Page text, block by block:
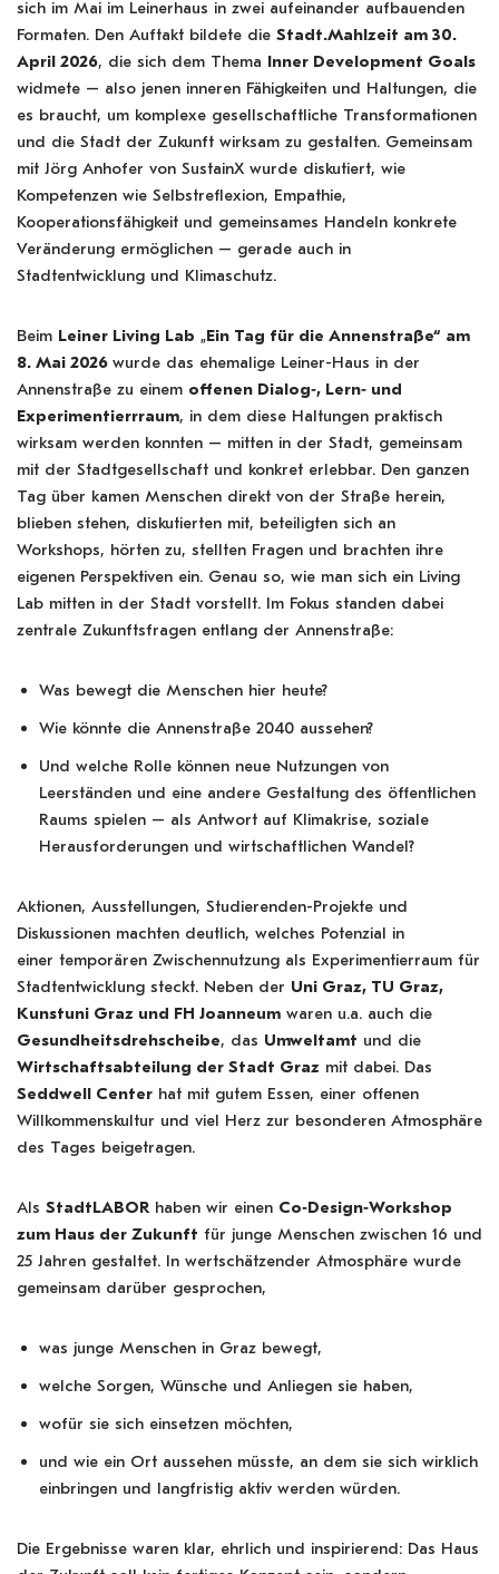
sich im Mai im Leinerhaus in zwei aufeinander aufbauenden
Formaten. Den Auftakt bildete die Stadt.Mahlzeit am 30.
April 2026, die sich dem Thema Inner Development Goals
widmete – also jenen inneren Fähigkeiten und Haltungen, die
es braucht, um komplexe gesellschaftliche Transformationen
und die Stadt der Zukunft wirksam zu gestalten. Gemeinsam
mit Jörg Anhofer von SustainX wurde diskutiert, wie
Kompetenzen wie Selbstreflexion, Empathie,
Kooperationsfähigkeit und gemeinsames Handeln konkrete
Veränderung ermöglichen – gerade auch in
Stadtentwicklung und Klimaschutz.
Beim Leiner Living Lab „Ein Tag für die Annenstraße“ am
8. Mai 2026 wurde das ehemalige Leiner-Haus in der
Annenstraße zu einem offenen Dialog‑, Lern‑ und
Experimentierrraum, in dem diese Haltungen praktisch
wirksam werden konnten – mitten in der Stadt, gemeinsam
mit der Stadtgesellschaft und konkret erlebbar. Den ganzen
Tag über kamen Menschen direkt von der Straße herein,
blieben stehen, diskutierten mit, beteiligten sich an
Workshops, hörten zu, stellten Fragen und brachten ihre
eigenen Perspektiven ein. Genau so, wie man sich ein Living
Lab mitten in der Stadt vorstellt. Im Fokus standen dabei
zentrale Zukunftsfragen entlang der Annenstraße:
Was bewegt die Menschen hier heute?
Wie könnte die Annenstraße 2040 aussehen?
Und welche Rolle können neue Nutzungen von
Leerständen und eine andere Gestaltung des öffentlichen
Raums spielen – als Antwort auf Klimakrise, soziale
Herausforderungen und wirtschaftlichen Wandel?
Aktionen, Ausstellungen, Studierenden-Projekte und
Diskussionen machten deutlich, welches Potenzial in
einer temporären Zwischennutzung als Experimentierraum für
Stadtentwicklung steckt. Neben der Uni Graz, TU Graz,
Kunstuni Graz und FH Joanneum waren u.a. auch die
Gesundheitsdrehscheibe, das Umweltamt und die
Wirtschaftsabteilung der Stadt Graz mit dabei. Das
Seddwell Center hat mit gutem Essen, einer offenen
Willkommenskultur und viel Herz zur besonderen Atmosphäre
des Tages beigetragen.
Als StadtLABOR haben wir einen Co‑Design‑Workshop
zum Haus der Zukunft für junge Menschen zwischen 16 und
25 Jahren gestaltet. In wertschätzender Atmosphäre wurde
gemeinsam darüber gesprochen,
was junge Menschen in Graz bewegt,
welche Sorgen, Wünsche und Anliegen sie haben,
wofür sie sich einsetzen möchten,
und wie ein Ort aussehen müsste, an dem sie sich wirklich
einbringen und langfristig aktiv werden würden.
Die Ergebnisse waren klar, ehrlich und inspirierend: Das Haus